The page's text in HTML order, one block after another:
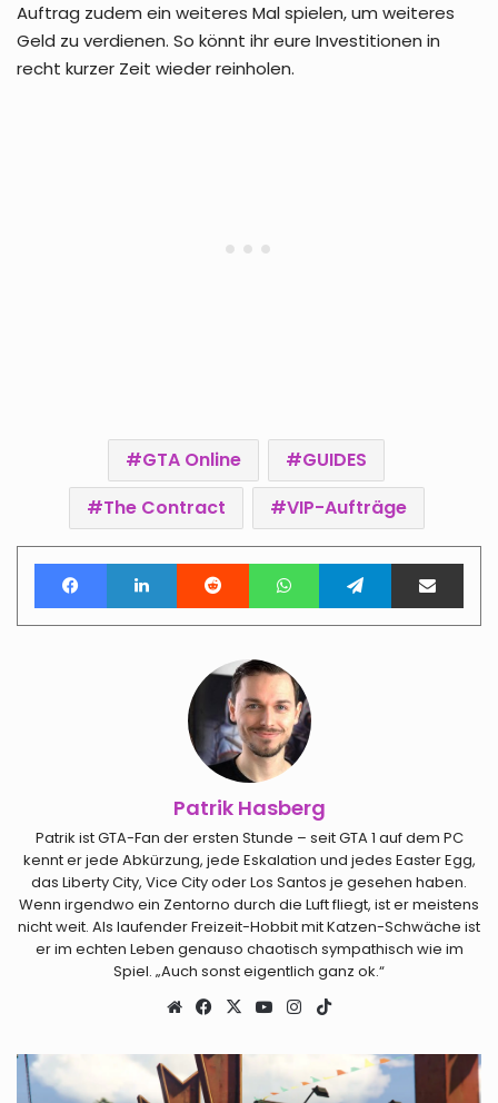
Auftrag zudem ein weiteres Mal spielen, um weiteres
Geld zu verdienen. So könnt ihr eure Investitionen in
recht kurzer Zeit wieder reinholen.
GTA Online
GUIDES
The Contract
VIP-Aufträge
FacebookLinkedIn Reddit WhatsAppTelegramTeile per E-Mail
Patrik Hasberg
Patrik ist GTA-Fan der ersten Stunde – seit GTA 1 auf dem PC
kennt er jede Abkürzung, jede Eskalation und jedes Easter Egg,
das Liberty City, Vice City oder Los Santos je gesehen haben.
Wenn irgendwo ein Zentorno durch die Luft fliegt, ist er meistens
nicht weit. Als laufender Freizeit-Hobbit mit Katzen-Schwäche ist
er im echten Leben genauso chaotisch sympathisch wie im
Spiel. „Auch sonst eigentlich ganz ok.“
Webseite
Facebook
X YouTubeInstagram